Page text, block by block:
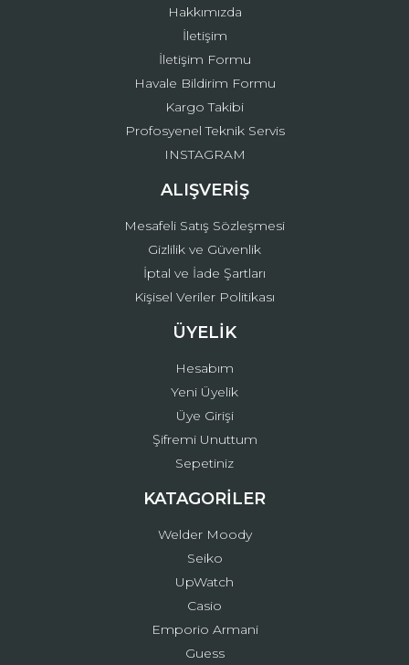
Gönder
Hakkımızda
İletişim
İletişim Formu
Havale Bildirim Formu
Kargo Takibi
Profosyenel Teknik Servis
INSTAGRAM
ALIŞVERİŞ
Mesafeli Satış Sözleşmesi
Gizlilik ve Güvenlik
İptal ve İade Şartları
Kişisel Veriler Politikası
ÜYELİK
Hesabım
Yeni Üyelik
Üye Girişi
Şifremi Unuttum
Sepetiniz
KATAGORİLER
Welder Moody
Seiko
UpWatch
Casio
Emporio Armani
Guess